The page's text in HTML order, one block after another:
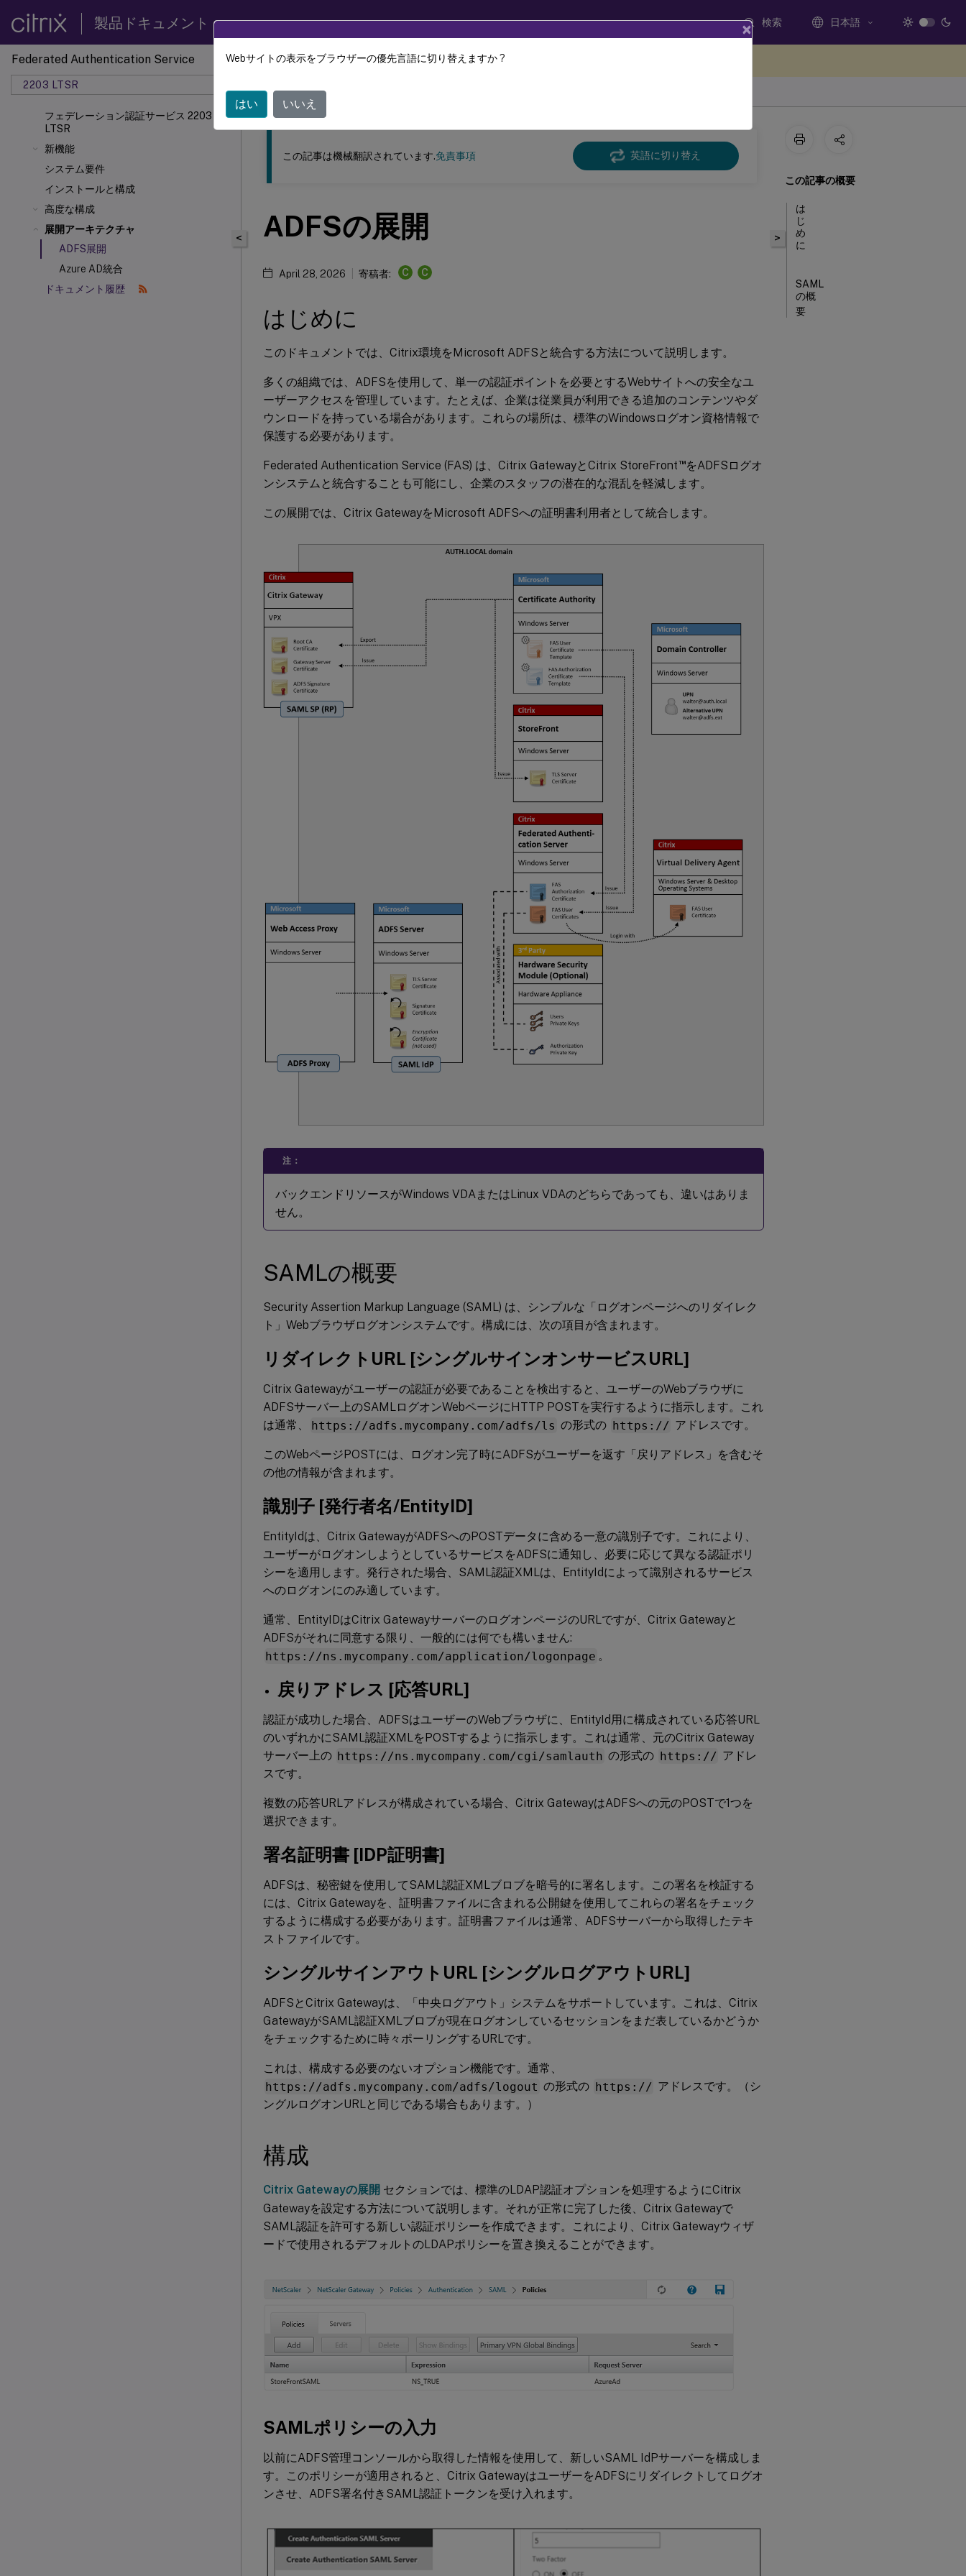
製品ドキュメント 検索 日本語
Federated Authentication Service
2203 LTSR
フェデレーション認証サービス 2203
LTSR
新機能
システム要件
インストールと構成
高度な構成
展開アーキテクチャ
ADFS展開
Azure AD統合
ドキュメント履歴
このコンテンツは動的に機械翻訳されています。
フェデレーション認証サービス
<
この記事は機械翻訳されています.免責事項 英語に切り替え
ADFSの展開
April 28, 2026 寄稿者: C C
はじめに
このドキュメントでは、Citrix環境をMicrosoft ADFSと統合する方法について説明します。
多くの組織では、ADFSを使用して、単一の認証ポイントを必要とするWebサイトへの安全なユ
ーザーアクセスを管理しています。たとえば、企業は従業員が利用できる追加のコンテンツやダ
ウンロードを持っている場合があります。これらの場所は、標準のWindowsログオン資格情報で
保護する必要があります。
Federated Authentication Service (FAS) は、Citrix GatewayとCitrix StoreFront™をADFSログオ
ンシステムと統合することも可能にし、企業のスタッフの潜在的な混乱を軽減します。
この展開では、Citrix GatewayをMicrosoft ADFSへの証明書利用者として統合します。
注：
バックエンドリソースがWindows VDAまたはLinux VDAのどちらであっても、違いはありま
せん。
SAMLの概要
Security Assertion Markup Language (SAML) は、シンプルな「ログオンページへのリダイレク
ト」Webブラウザログオンシステムです。構成には、次の項目が含まれます。
リダイレクトURL [シングルサインオンサービスURL]
Citrix Gatewayがユーザーの認証が必要であることを検出すると、ユーザーのWebブラウザに
ADFSサーバー上のSAMLログオンWebページにHTTP POSTを実行するように指示します。これ
は通常、
https://adfs.mycompany.com/adfs/ls の形式の https:// アドレスです。
このWebページPOSTには、ログオン完了時にADFSがユーザーを返す「戻りアドレス」を含むそ
の他の情報が含まれます。
識別子 [発行者名/EntityID]
EntityIdは、Citrix GatewayがADFSへのPOSTデータに含める一意の識別子です。これにより、
ユーザーがログオンしようとしているサービスをADFSに通知し、必要に応じて異なる認証ポリ
シーを適用します。発行された場合、SAML認証XMLは、EntityIdによって識別されるサービス
へのログオンにのみ適しています。
通常、EntityIDはCitrix GatewayサーバーのログオンページのURLですが、Citrix Gatewayと
ADFSがそれに同意する限り、一般的には何でも構いません:
https://ns.mycompany.com/application/logonpage 。
戻りアドレス [応答URL]
認証が成功した場合、ADFSはユーザーのWebブラウザに、EntityId用に構成されている応答URL
のいずれかにSAML認証XMLをPOSTするように指示します。これは通常、元のCitrix Gateway
サーバー上の https://ns.mycompany.com/cgi/samlauth の形式の https:// アドレ
スです。
複数の応答URLアドレスが構成されている場合、Citrix GatewayはADFSへの元のPOSTで1つを
選択できます。
署名証明書 [IDP証明書]
ADFSは、秘密鍵を使用してSAML認証XMLブロブを暗号的に署名します。この署名を検証する
には、Citrix Gatewayを、証明書ファイルに含まれる公開鍵を使用してこれらの署名をチェック
するように構成する必要があります。証明書ファイルは通常、ADFSサーバーから取得したテキ
ストファイルです。
シングルサインアウトURL [シングルログアウトURL]
ADFSとCitrix Gatewayは、「中央ログアウト」システムをサポートしています。これは、Citrix
GatewayがSAML認証XMLブロブが現在ログオンしているセッションをまだ表しているかどうか
をチェックするために時々ポーリングするURLです。
これは、構成する必要のないオプション機能です。通常、
https://adfs.mycompany.com/adfs/logout の形式の https:// アドレスです。（シ
ングルログオンURLと同じである場合もあります。）
構成
Citrix Gatewayの展開 セクションでは、標準のLDAP認証オプションを処理するようにCitrix
Gatewayを設定する方法について説明します。それが正常に完了した後、Citrix Gatewayで
SAML認証を許可する新しい認証ポリシーを作成できます。これにより、Citrix Gatewayウィザ
ードで使用されるデフォルトのLDAPポリシーを置き換えることができます。
SAMLポリシーの入力
以前にADFS管理コンソールから取得した情報を使用して、新しいSAML IdPサーバーを構成しま
す。このポリシーが適用されると、Citrix GatewayはユーザーをADFSにリダイレクトしてログオ
ンさせ、ADFS署名付きSAML認証トークンを受け入れます。
>
この記事の概要
は
じ
め
に
SAML
の概
要
×
Webサイトの表示をブラウザーの優先言語に切り替えますか ?
はい いいえ